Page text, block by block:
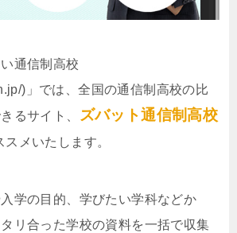
通信制高校
)」では、全国の通信制高校の比
るサイト、
ズバット通信制高校
メいたします。
学の目的、学びたい学科などか
リ合った学校の資料を一括で収集